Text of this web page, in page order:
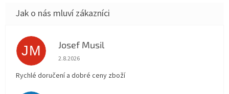
JM Josef Musil
Hodnocení obchodu je 5 z 5 hvězdiček.
2.8.2026
Rychlé doručení a dobré ceny zboží